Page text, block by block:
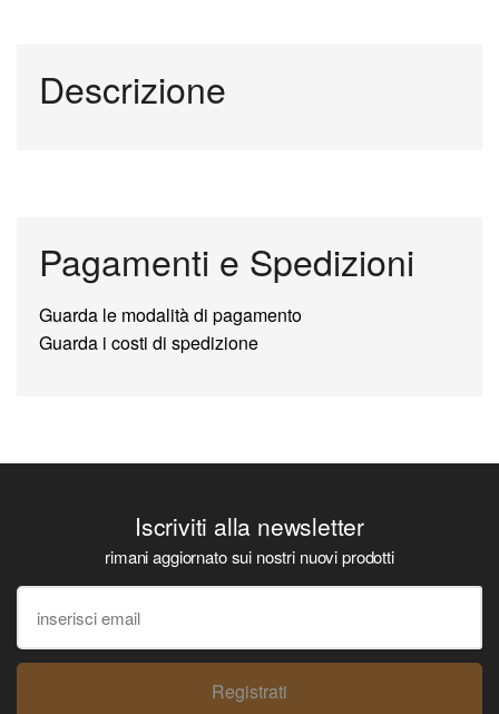
Descrizione
Pagamenti e Spedizioni
Guarda le modalità di pagamento
Guarda i costi di spedizione
Iscriviti alla newsletter
rimani aggiornato sui nostri nuovi prodotti
Registrati